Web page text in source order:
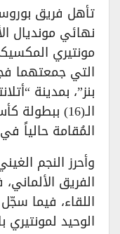
تأهل فريق
نهائي مونديال
التي جمعتهما
بنز”، بمدينة
المُقامة حالياً في
وأحرز النجم
اللقاء، فيما
الوحيد لمونتيري بالدقيقة (48)